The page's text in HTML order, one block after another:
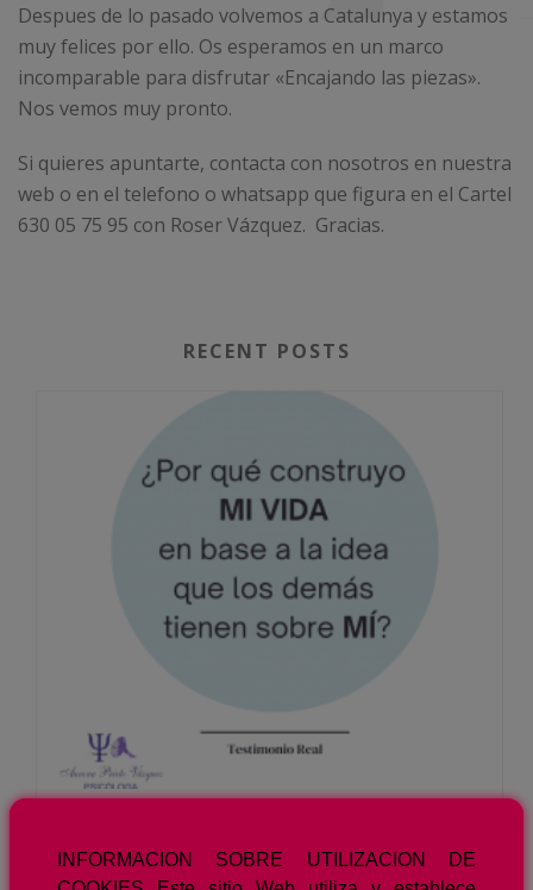
Despues de lo pasado volvemos a Catalunya y estamos
muy felices por ello. Os esperamos en un marco
incomparable para disfrutar «Encajando las piezas».
Nos vemos muy pronto.
Si quieres apuntarte, contacta con nosotros en nuestra
web o en el telefono o whatsapp que figura en el Cartel
630 05 75 95 con Roser Vázquez. Gracias.
RECENT POSTS
INFORMACION SOBRE UTILIZACION DE